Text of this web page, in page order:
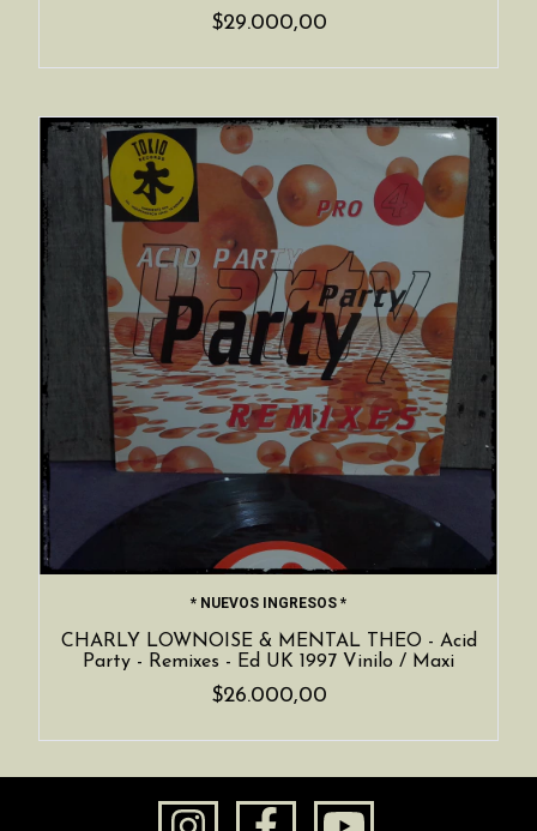
$29.000,00
* NUEVOS INGRESOS *
CHARLY LOWNOISE & MENTAL THEO - Acid
Party - Remixes - Ed UK 1997 Vinilo / Maxi
$26.000,00